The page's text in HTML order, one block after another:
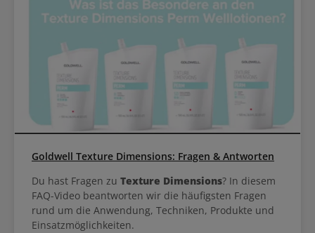
Goldwell Texture Dimensions: Fragen & Antworten
Du hast Fragen zu Texture Dimensions? In diesem
FAQ-Video beantworten wir die häufigsten Fragen
rund um die Anwendung, Techniken, Produkte und
Einsatzmöglichkeiten.